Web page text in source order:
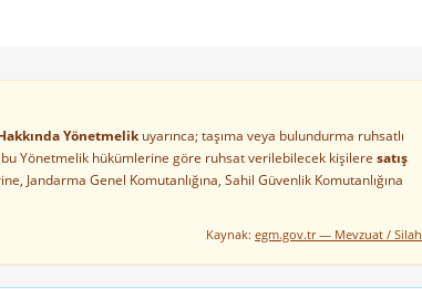
Yönetmelikuyarınca; taşıma veya bulundurma ruhsatlı
Yönetmelik hükümlerine göre ruhsat verilebilecek kişilere satış
Jandarma Genel Komutanlığına, Sahil Güvenlik Komutanlığına
Kaynak: egm.gov.tr — Mevzuat / Silah